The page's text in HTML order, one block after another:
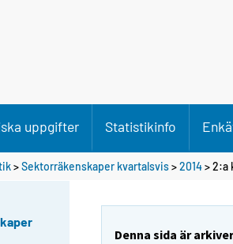
uppgifter Statistikinfo
>Sektorräkenskaper kvartalsvis>2014>2:a
Denna sida är